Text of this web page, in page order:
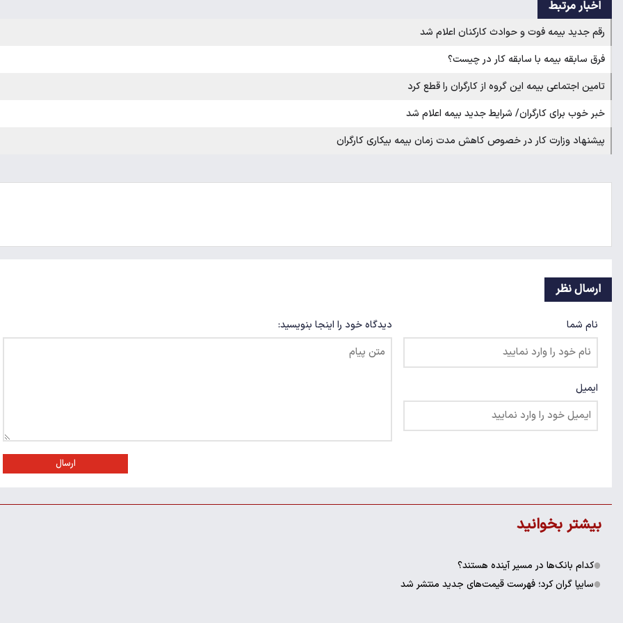
اخبار مرتبط
رقم جدید بیمه فوت و حوادث کارکنان اعلام شد
فرق سابقه بیمه با سابقه کار در چیست؟
تامین اجتماعی بیمه این گروه از کارگران را قطع کرد
خبر خوب برای کارگران/ شرایط جدید بیمه اعلام شد
پیشنهاد وزارت کار در خصوص کاهش مدت زمان بیمه بیکاری کارگران
ارسال نظر
نام شما
ایمیل
دیدگاه خود را اینجا بنویسید:
ارسال
بیشتر بخوانید
کدام بانک‌ها در مسیر آینده هستند؟
سایپا گران کرد؛ فهرست قیمت‌های جدید منتشر شد